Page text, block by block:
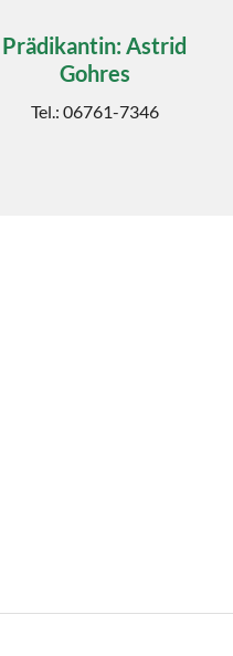
Prädikantin: Astrid
Gohres
Tel.: 06761-7346